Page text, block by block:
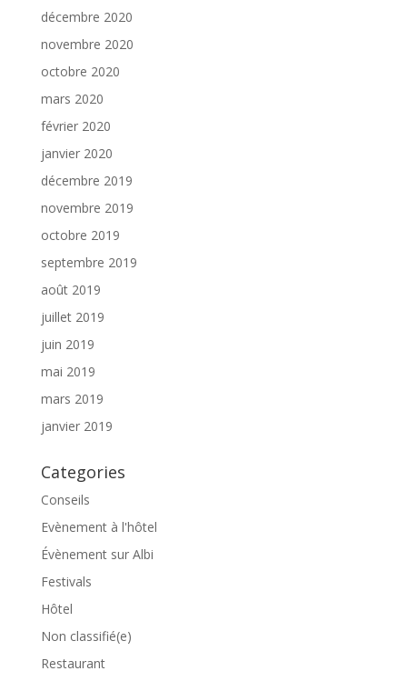
décembre 2020
novembre 2020
octobre 2020
mars 2020
février 2020
janvier 2020
décembre 2019
novembre 2019
octobre 2019
septembre 2019
août 2019
juillet 2019
juin 2019
mai 2019
mars 2019
janvier 2019
Categories
Conseils
Evènement à l'hôtel
Évènement sur Albi
Festivals
Hôtel
Non classifié(e)
Restaurant